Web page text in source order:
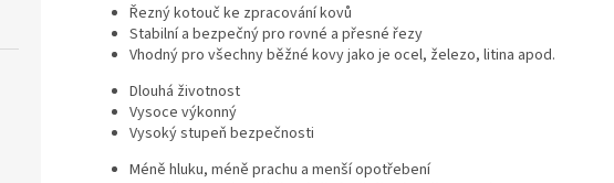
Řezný kotouč ke zpracování kovů
Stabilní a bezpečný pro rovné a přesné řezy
Vhodný pro všechny běžné kovy jako je ocel, železo, litina apod.
Dlouhá životnost
Vysoce výkonný
Vysoký stupeň bezpečnosti
Méně hluku, méně prachu a menší opotřebení